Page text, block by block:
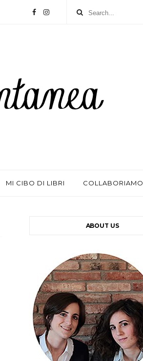
MI CIBO DI LIBRI COLLABORIAMO
ABOUT US